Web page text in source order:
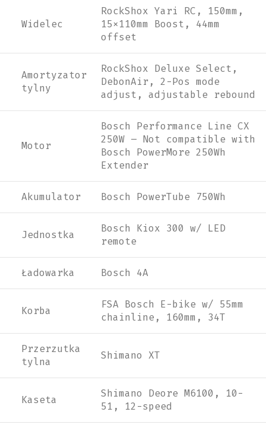
Widelec
RockShox Yari RC, 150mm,
15x110mm Boost, 44mm
offset
Amortyzator
tylny
RockShox Deluxe Select,
DebonAir, 2-Pos mode
adjust, adjustable rebound
Motor
Bosch Performance Line CX
250W – Not compatible with
Bosch PowerMore 250Wh
Extender
Akumulator Bosch PowerTube 750Wh
Jednostka
Bosch Kiox 300 w/ LED
remote
Ładowarka Bosch 4A
Korba
FSA Bosch E-bike w/ 55mm
chainline, 160mm, 34T
Przerzutka
tylna
Shimano XT
Kaseta
Shimano Deore M6100, 10-
51, 12-speed